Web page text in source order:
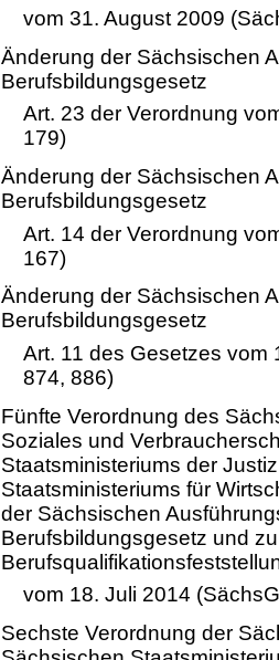
vom 31. August 2009
Änderung der Sächsischen
Berufsbildungsgesetz
Art. 23 der Verordnung
179)
Änderung der Sächsischen
Berufsbildungsgesetz
Art. 14 der Verordnung
167)
Änderung der Sächsischen
Berufsbildungsgesetz
Art. 11 des Gesetzes vom
874, 886)
Fünfte Verordnung des
Soziales und
Staatsministeriums der
Staatsministeriums für
der Sächsischen
Berufsbildungsgesetz und
vom 18. Juli 2014
Sechste Verordnung der